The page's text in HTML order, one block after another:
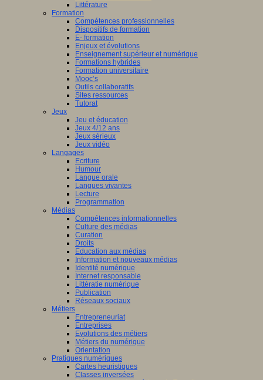
Littérature
Formation
Compétences professionnelles
Dispositifs de formation
E- formation
Enjeux et évolutions
Enseignement supérieur et numérique
Formations hybrides
Formation universitaire
Mooc’s
Outils collaboratifs
Sites ressources
Tutorat
Jeux
Jeu et éducation
Jeux 4/12 ans
Jeux sérieux
Jeux vidéo
Langages
Ecriture
Humour
Langue orale
Langues vivantes
Lecture
Programmation
Médias
Compétences informationnelles
Culture des médias
Curation
Droits
Education aux médias
Information et nouveaux médias
Identité numérique
Internet responsable
Littératie numérique
Publication
Réseaux sociaux
Métiers
Entrepreneuriat
Entreprises
Evolutions des métiers
Métiers du numérique
Orientation
Pratiques numériques
Cartes heuristiques
Classes inversées